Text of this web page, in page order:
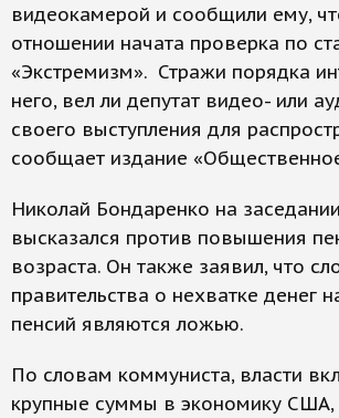
видеокамерой и сообщили ему,
отношении начата проверка по
«Экстремизм». Стражи порядка
него, вел ли депутат видео- или
своего выступления для
сообщает издание
Николай Бондаренко на
высказался против повышения
возраста. Он также заявил, что
правительства о нехватке денег
пенсий являются ложью.
По словам коммуниста, власти
крупные суммы в экономику США,